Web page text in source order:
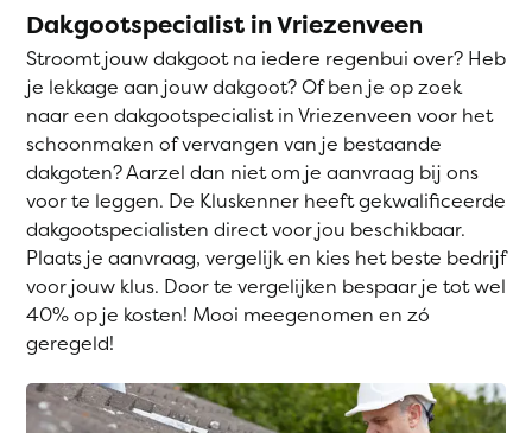
Dakgootspecialist in Vriezenveen
Stroomt jouw dakgoot na iedere regenbui over? Heb
je lekkage aan jouw dakgoot? Of ben je op zoek
naar een dakgootspecialist in Vriezenveen voor het
schoonmaken of vervangen van je bestaande
dakgoten? Aarzel dan niet om je aanvraag bij ons
voor te leggen. De Kluskenner heeft gekwalificeerde
dakgootspecialisten direct voor jou beschikbaar.
Plaats je aanvraag, vergelijk en kies het beste bedrijf
voor jouw klus. Door te vergelijken bespaar je tot wel
40% op je kosten! Mooi meegenomen en zó
geregeld!